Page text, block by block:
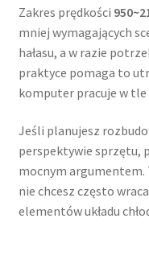
Zakres prędkości
mniej wymagających
hałasu, a w razie
praktyce pomaga to
komputer pracuje w tle
Jeśli planujesz
perspektywie sprzętu,
mocnym argumentem.
nie chcesz często
elementów układu